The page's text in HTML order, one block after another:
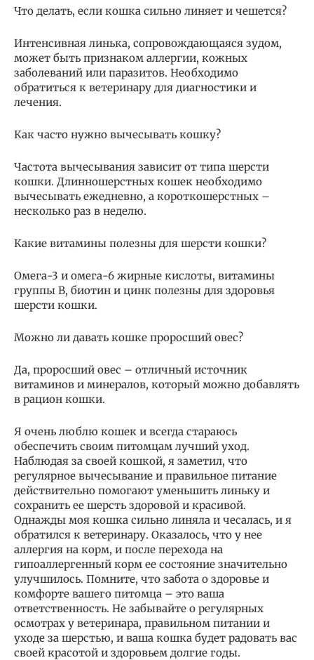
Что делать, если кошка сильно линяет и чешется?
Интенсивная линька, сопровождающаяся зудом,
может быть признаком аллергии, кожных
заболеваний или паразитов. Необходимо
обратиться к ветеринару для диагностики и
лечения.
Как часто нужно вычесывать кошку?
Частота вычесывания зависит от типа шерсти
кошки. Длинношерстных кошек необходимо
вычесывать ежедневно, а короткошерстных –
несколько раз в неделю.
Какие витамины полезны для шерсти кошки?
Омега-3 и омега-6 жирные кислоты, витамины
группы B, биотин и цинк полезны для здоровья
шерсти кошки.
Можно ли давать кошке проросший овес?
Да, проросший овес – отличный источник
витаминов и минералов, который можно добавлять
в рацион кошки.
Я очень люблю кошек и всегда стараюсь
обеспечить своим питомцам лучший уход.
Наблюдая за своей кошкой, я заметил, что
регулярное вычесывание и правильное питание
действительно помогают уменьшить линьку и
сохранить ее шерсть здоровой и красивой.
Однажды моя кошка сильно линяла и чесалась, и я
обратился к ветеринару. Оказалось, что у нее
аллергия на корм, и после перехода на
гипоаллергенный корм ее состояние значительно
улучшилось. Помните, что забота о здоровье и
комфорте вашего питомца – это ваша
ответственность. Не забывайте о регулярных
осмотрах у ветеринара, правильном питании и
уходе за шерстью, и ваша кошка будет радовать вас
своей красотой и здоровьем долгие годы.